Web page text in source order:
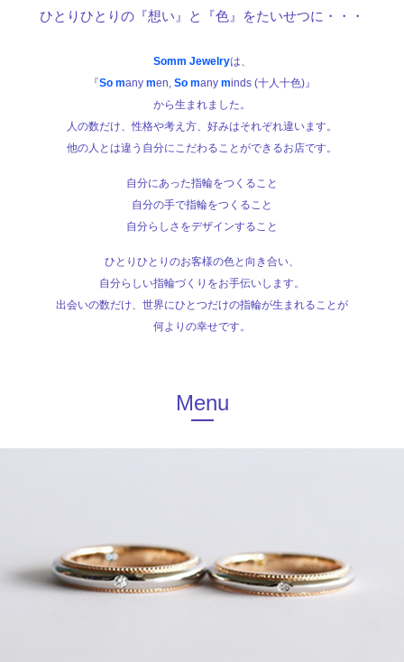
ひとりひとりの『想い』と『色』をたいせつに・・・
Somm Jewelryは、
『So many men, So many minds (十人十色)』
から生まれました。
人の数だけ、性格や考え方、好みはそれぞれ違います。
他の人とは違う自分にこだわることができるお店です。
自分にあった指輪をつくること
自分の手で指輪をつくること
自分らしさをデザインすること
ひとりひとりのお客様の色と向き合い、
自分らしい指輪づくりをお手伝いします。
出会いの数だけ、世界にひとつだけの指輪が生まれることが
何よりの幸せです。
Menu